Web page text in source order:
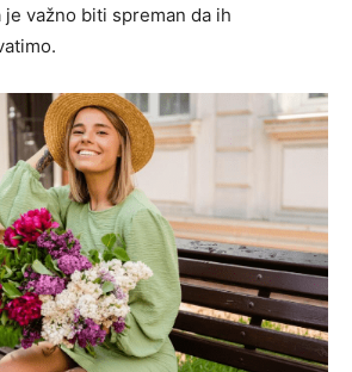
važno biti spreman da ih